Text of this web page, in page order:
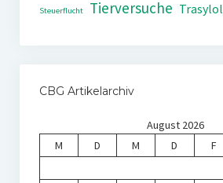
Steuerflucht Tierversuche Trasylol
CBG Artikelarchiv
August 2026
M
D M D F